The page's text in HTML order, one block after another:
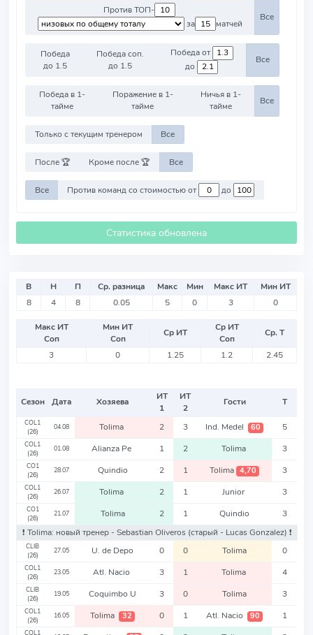
Против ТОП-
за
матчей
Все
Победа
до 1.5
Победа соп.
до 1.5
Победа от
до
Все
Победа в 1-
тайме
Поражение в 1-
тайме
Ничья в 1-
тайме
Все
Только с текущим тренером Все
После 🏆 Кроме после 🏆 Все
Все Против команд со стоимостью от до
Статистика обновлена
В Н П Ср. разница Макс Мин Макс ИТ
Мин ИТ
8
4 8 0.05 5 0 3 0
Макс ИТ
Соп
Мин ИТ
Соп
Ср ИТ
Ср ИТ
Соп
Ср. Т
3
0 1.25 1.2 2.45
Сезон Дата Хозяева
ИТ
1
ИТ
2
Гости Т
COL1
(26)
04.08 Tolima 2 3 Ind. Medel 60 5
COL1
(26)
01.08 Alianza Pe 1 2 Tolima 3
CO1
(26)
28.07 Quindio 2 1 Tolima 4,70 3
COL1
(26)
26.07 Tolima 2 1 Junior 3
CO1
(26)
21.07 Tolima 2 1 Quindio
3
❗️ Tolima: новый тренер - Sebastian Oliveros (старый - Lucas Gonzalez) ❗️
CLIB
(26)
27.05 U. de Depo 0 0 Tolima 0
COL1
(26)
23.05 Atl. Nacio 3 1 Tolima 4
CLIB
(26)
19.05 Coquimbo U 3 0 Tolima 3
COL1
(26)
16.05 Tolima 32 0 1 Atl. Nacio 90 1
COL1